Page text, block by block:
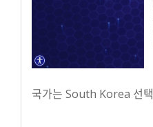
국가는 South Korea 선택